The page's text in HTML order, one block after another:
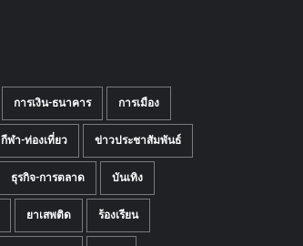
การเงิน-ธนาคาร การเมือง
กีฬา-ท่องเที่ยว ข่าวประชาสัมพันธ์
ธุรกิจ-การตลาด บันเทิง
ยาเสพติด ร้องเรียน